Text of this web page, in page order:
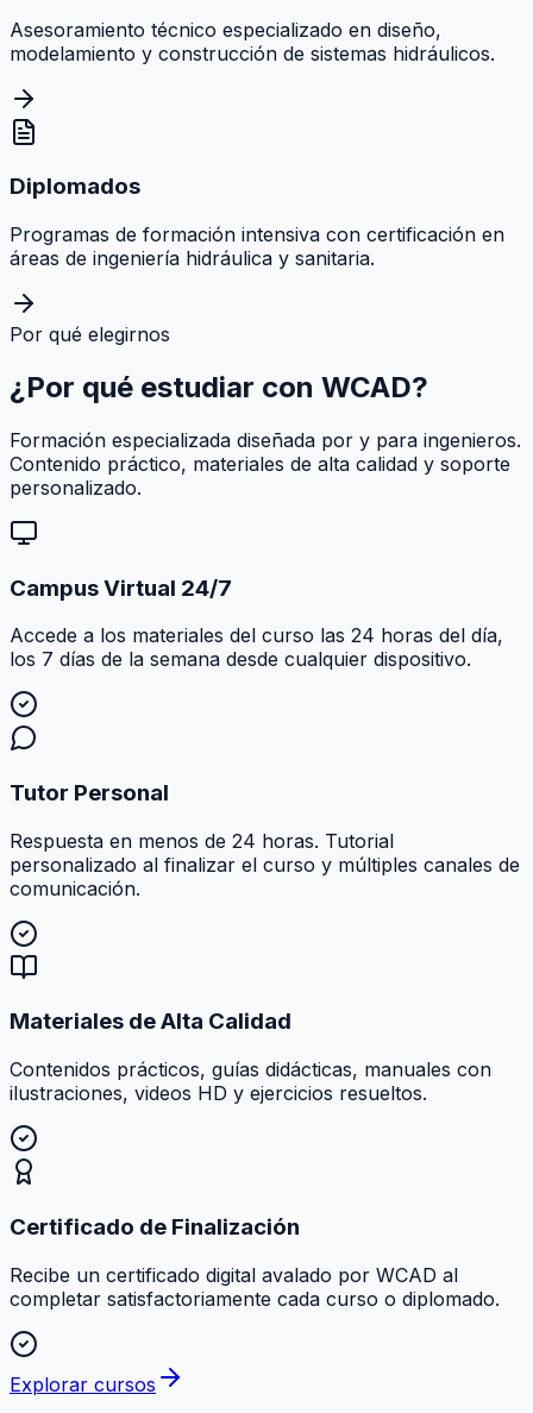
Asesoramiento técnico especializado en diseño,
modelamiento y construcción de sistemas hidráulicos.
Diplomados
Programas de formación intensiva con certificación en
áreas de ingeniería hidráulica y sanitaria.
Por qué elegirnos
¿Por qué estudiar con WCAD?
Formación especializada diseñada por y para ingenieros.
Contenido práctico, materiales de alta calidad y soporte
personalizado.
Campus Virtual 24/7
Accede a los materiales del curso las 24 horas del día,
los 7 días de la semana desde cualquier dispositivo.
Tutor Personal
Respuesta en menos de 24 horas. Tutorial
personalizado al finalizar el curso y múltiples canales de
comunicación.
Materiales de Alta Calidad
Contenidos prácticos, guías didácticas, manuales con
ilustraciones, videos HD y ejercicios resueltos.
Certificado de Finalización
Recibe un certificado digital avalado por WCAD al
completar satisfactoriamente cada curso o diplomado.
Explorar cursos